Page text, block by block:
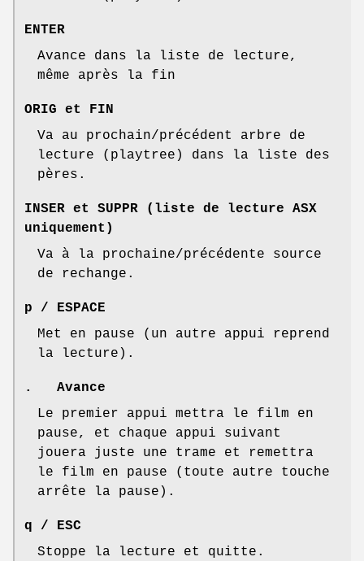
ENTER
Avance dans la liste de lecture,
même après la fin
ORIG et FIN
Va au prochain/précédent arbre de
lecture (playtree) dans la liste des
pères.
INSER et SUPPR (liste de lecture ASX
uniquement)
Va à la prochaine/précédente source
de rechange.
p / ESPACE
Met en pause (un autre appui reprend
la lecture).
. Avance
Le premier appui mettra le film en
pause, et chaque appui suivant
jouera juste une trame et remettra
le film en pause (toute autre touche
arrête la pause).
q / ESC
Stoppe la lecture et quitte.